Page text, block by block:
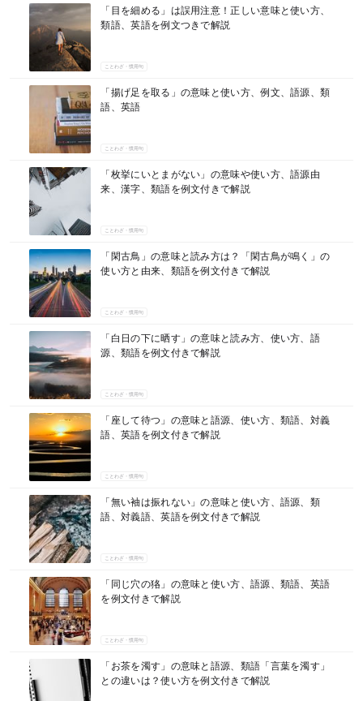
「目を細める」は誤用注意！正しい意味と使い方、
類語、英語を例文つきで解説
ことわざ・慣用句
「揚げ足を取る」の意味と使い方、例文、語源、類
語、英語
ことわざ・慣用句
「枚挙にいとまがない」の意味や使い方、語源由
来、漢字、類語を例文付きで解説
ことわざ・慣用句
「閑古鳥」の意味と読み方は？「閑古鳥が鳴く」の
使い方と由来、類語を例文付きで解説
ことわざ・慣用句
「白日の下に晒す」の意味と読み方、使い方、語
源、類語を例文付きで解説
ことわざ・慣用句
「座して待つ」の意味と語源、使い方、類語、対義
語、英語を例文付きで解説
ことわざ・慣用句
「無い袖は振れない」の意味と使い方、語源、類
語、対義語、英語を例文付きで解説
ことわざ・慣用句
「同じ穴の狢」の意味と使い方、語源、類語、英語
を例文付きで解説
ことわざ・慣用句
「お茶を濁す」の意味と語源、類語「言葉を濁す」
との違いは？使い方を例文付きで解説